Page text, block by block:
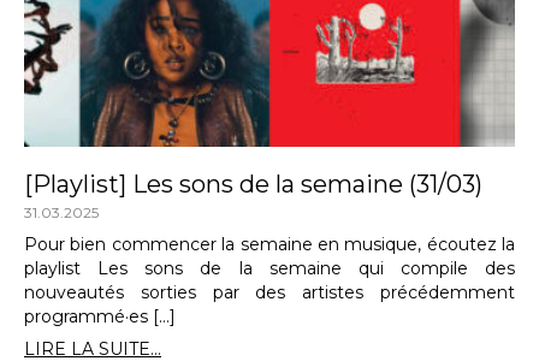
[Playlist] Les sons de la semaine (31/03)
31.03.2025
Pour bien commencer la semaine en musique, écoutez la
playlist Les sons de la semaine qui compile des
nouveautés sorties par des artistes précédemment
programmé·es […]
LIRE LA SUITE...